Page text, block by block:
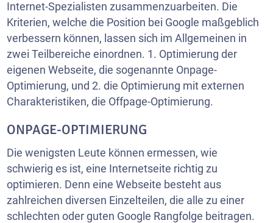
Internet-Spezialisten zusammenzuarbeiten. Die
Kriterien, welche die Position bei Google maßgeblich
verbessern können, lassen sich im Allgemeinen in
zwei Teilbereiche einordnen. 1. Optimierung der
eigenen Webseite, die sogenannte Onpage-
Optimierung, und 2. die Optimierung mit externen
Charakteristiken, die Offpage-Optimierung.
ONPAGE-OPTIMIERUNG
Die wenigsten Leute können ermessen, wie
schwierig es ist, eine Internetseite richtig zu
optimieren. Denn eine Webseite besteht aus
zahlreichen diversen Einzelteilen, die alle zu einer
schlechten oder guten Google Rangfolge beitragen.